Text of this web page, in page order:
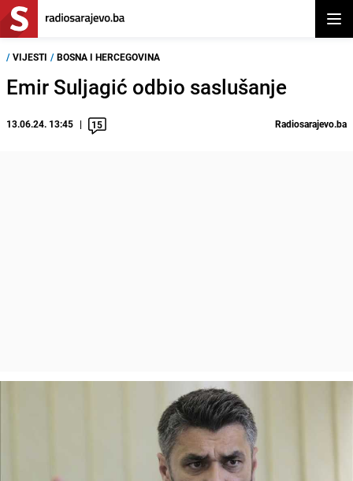
/ VIJESTI / BOSNA I HERCEGOVINA
Emir Suljagić odbio saslušanje
13.06.24. 13:45 15 Radiosarajevo.ba